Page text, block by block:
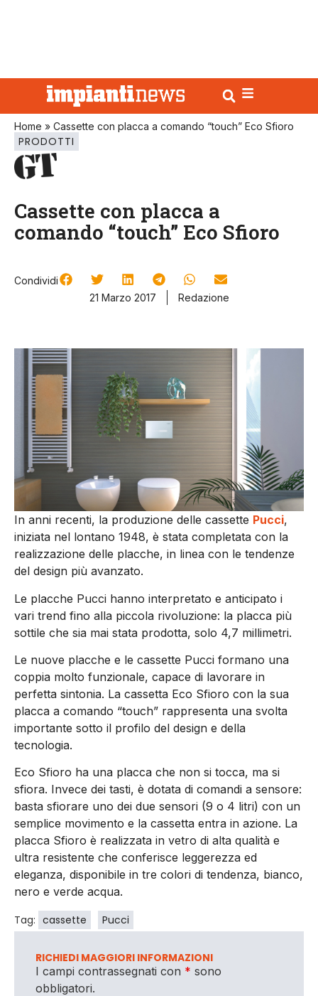
Home » Cassette con placca a comando “touch” Eco Sfioro
PRODOTTI
Cassette con placca a
comando “touch” Eco Sfioro
Condividi
21 Marzo 2017
Redazione
In anni recenti, la produzione delle cassette Pucci,
iniziata nel lontano 1948, è stata completata con la
realizzazione delle placche, in linea con le tendenze
del design più avanzato.
Le placche Pucci hanno interpretato e anticipato i
vari trend fino alla piccola rivoluzione: la placca più
sottile che sia mai stata prodotta, solo 4,7 millimetri.
Le nuove placche e le cassette Pucci formano una
coppia molto funzionale, capace di lavorare in
perfetta sintonia. La cassetta Eco Sfioro con la sua
placca a comando “touch” rappresenta una svolta
importante sotto il profilo del design e della
tecnologia.
Eco Sfioro ha una placca che non si tocca, ma si
sfiora. Invece dei tasti, è dotata di comandi a sensore:
basta sfiorare uno dei due sensori (9 o 4 litri) con un
semplice movimento e la cassetta entra in azione. La
placca Sfioro è realizzata in vetro di alta qualità e
ultra resistente che conferisce leggerezza ed
eleganza, disponibile in tre colori di tendenza, bianco,
nero e verde acqua.
Tag: cassette Pucci
RICHIEDI MAGGIORI INFORMAZIONI
I campi contrassegnati con * sono
obbligatori.